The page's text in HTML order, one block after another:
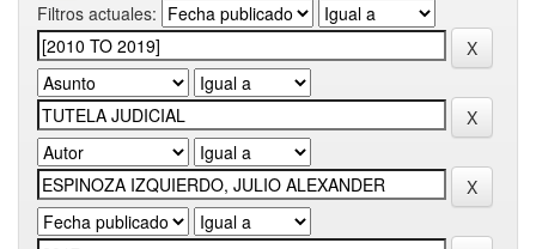
Filtros actuales: